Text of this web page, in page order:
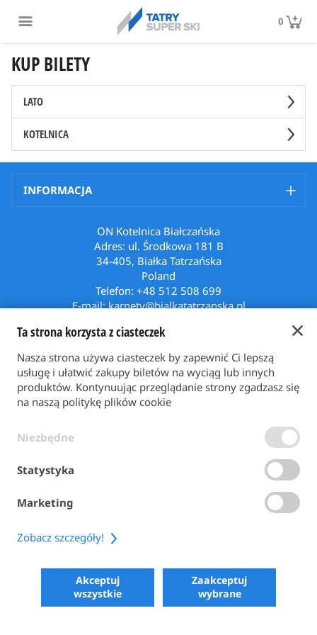
0
KUP BILETY
LATO
KOTELNICA
INFORMACJA
ON Kotelnica Białczańska
Adres: ul. Środkowa 181 B
34-405, Białka Tatrzańska
Poland
Telefon: +48 512 508 699
E-mail: karnety@bialkatatrzanska.pl
Powrót do strony głównej
FORMA PŁATNOŚCI
COPYRIGHT 2026
POWERED BY SKIPERFORMANCE
Ta strona korzysta z ciasteczek
Nasza strona używa ciasteczek by zapewnić Ci lepszą
usługę i ułatwić zakupy biletów na wyciąg lub innych
produktów. Kontynuując przeglądanie strony zgadzasz się
na naszą politykę plików cookie
Niezbędne
Statystyka
Marketing
Zobacz szczegóły!